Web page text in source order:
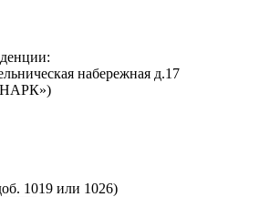
набережная д.17
1019 или 1026)